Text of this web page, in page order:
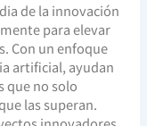
de la innovación
para elevar
Con un enfoque
artificial, ayudan
que no solo
las superan.